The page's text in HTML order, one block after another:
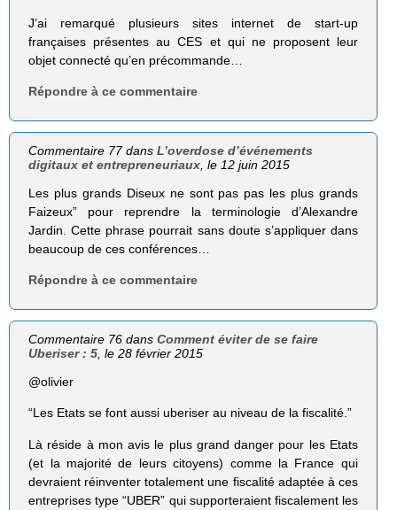
J’ai remarqué plusieurs sites internet de start-up
françaises présentes au CES et qui ne proposent leur
objet connecté qu’en précommande…
Répondre à ce commentaire
Commentaire 77 dansL’overdose d’événements
digitaux et entrepreneuriaux , le 12 juin 2015
Les plus grands Diseux ne sont pas pas les plus grands
Faizeux” pour reprendre la terminologie d’Alexandre
Jardin. Cette phrase pourrait sans doute s’appliquer dans
beaucoup de ces conférences…
Répondre à ce commentaire
Commentaire 76 dansComment éviter de se faire
Uberiser : 5, le 28 février 2015
@olivier
“Les Etats se font aussi uberiser au niveau de la fiscalité.”
Là réside à mon avis le plus grand danger pour les Etats
(et la majorité de leurs citoyens) comme la France qui
devraient réinventer totalement une fiscalité adaptée à ces
entreprises type “UBER” qui supporteraient fiscalement les